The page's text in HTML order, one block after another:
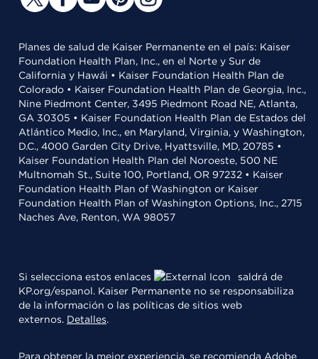
Planes de salud de Kaiser Permanente en el país: Kaiser
Foundation Health Plan, Inc., en el Norte y Sur de
California y Hawái • Kaiser Foundation Health Plan de
Colorado • Kaiser Foundation Health Plan de Georgia, Inc.,
Nine Piedmont Center, 3495 Piedmont Road NE, Atlanta,
GA 30305 • Kaiser Foundation Health Plan de Estados del
Atlántico Medio, Inc., en Maryland, Virginia, y Washington,
D.C., 4000 Garden City Drive, Hyattsville, MD, 20785 •
Kaiser Foundation Health Plan del Noroeste, 500 NE
Multnomah St., Suite 100, Portland, OR 97232 • Kaiser
Foundation Health Plan of Washington or Kaiser
Foundation Health Plan of Washington Options, Inc., 2715
Naches Ave, Renton, WA 98057
Si selecciona estos enlaces
saldrá de
KP.org/espanol. Kaiser Permanente no se responsabiliza
de la información o las políticas de sitios web
externos. Detalles.
Para obtener la mejor experiencia, se recomienda Adobe